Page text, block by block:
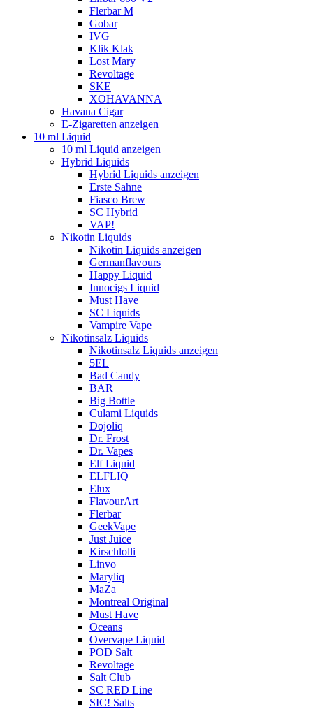
Flerbar M
Gobar
IVG
Klik Klak
Lost Mary
Revoltage
SKE
XOHAVANNA
Havana Cigar
E-Zigaretten anzeigen
10 ml Liquid
10 ml Liquid anzeigen
Hybrid Liquids
Hybrid Liquids anzeigen
Erste Sahne
Fiasco Brew
SC Hybrid
VAP!
Nikotin Liquids
Nikotin Liquids anzeigen
Germanflavours
Happy Liquid
Innocigs Liquid
Must Have
SC Liquids
Vampire Vape
Nikotinsalz Liquids
Nikotinsalz Liquids anzeigen
5EL
Bad Candy
BAR
Big Bottle
Culami Liquids
Dojoliq
Dr. Frost
Dr. Vapes
Elf Liquid
ELFLIQ
Elux
FlavourArt
Flerbar
GeekVape
Just Juice
Kirschlolli
Linvo
Maryliq
MaZa
Montreal Original
Must Have
Oceans
Overvape Liquid
POD Salt
Revoltage
Salt Club
SC RED Line
SIC! Salts